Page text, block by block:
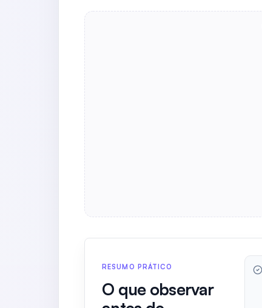
RESUMO PRÁTICO
O que observar